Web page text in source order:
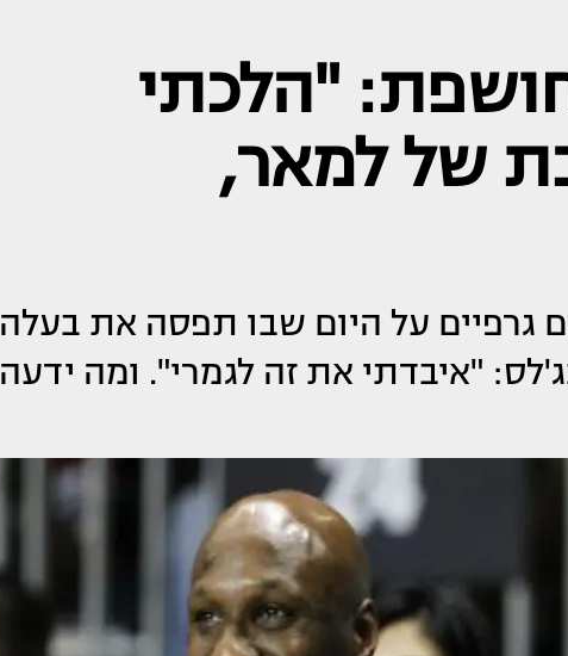
"הלכתי
של למאר,
גרפיים על היום שבו תפסה את בעלה
"איבדתי את זה לגמרי". ומה ידעה